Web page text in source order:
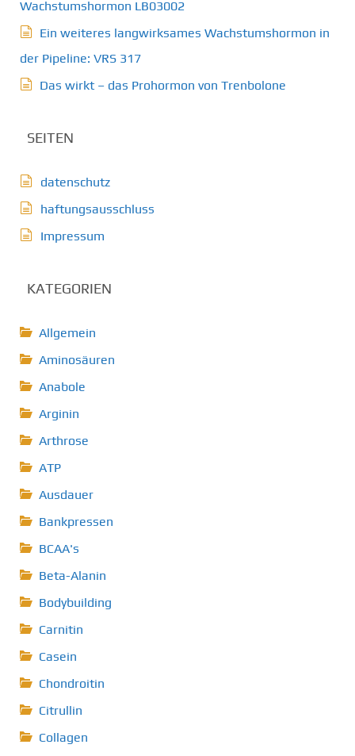
Wachstumshormon LB03002
Ein weiteres langwirksames Wachstumshormon in
der Pipeline: VRS 317
Das wirkt – das Prohormon von Trenbolone
SEITEN
datenschutz
haftungsausschluss
Impressum
KATEGORIEN
Allgemein
Aminosäuren
Anabole
Arginin
Arthrose
ATP
Ausdauer
Bankpressen
BCAA's
Beta-Alanin
Bodybuilding
Carnitin
Casein
Chondroitin
Citrullin
Collagen